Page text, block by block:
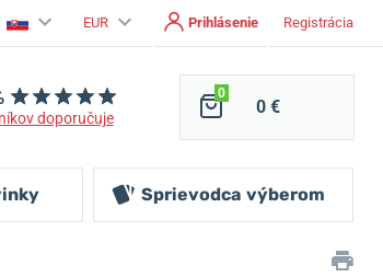
EUR Prihlásenie Registrácia
doporučuje
0
0 €
Sprievodca výberom